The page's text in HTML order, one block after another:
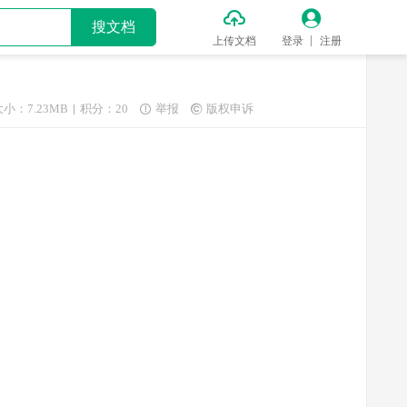
搜文档 
上传文档

登录 注册
小：7.23MB 积分：20  举报  版权申诉